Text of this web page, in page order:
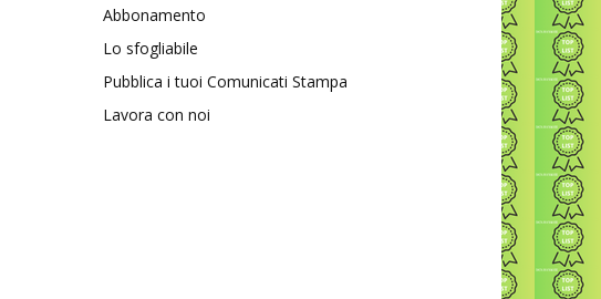
Abbonamento
Lo sfogliabile
Pubblica i tuoi Comunicati Stampa
Lavora con noi